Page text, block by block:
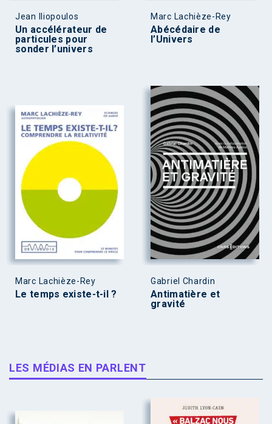
Jean Iliopoulos
Un accélérateur de
particules pour
sonder l’univers
Marc Lachièze-Rey
Abécédaire de
l’Univers
Marc Lachièze-Rey
Le temps existe-t-il ?
Gabriel Chardin
Antimatière et
gravité
LES MÉDIAS EN PARLENT